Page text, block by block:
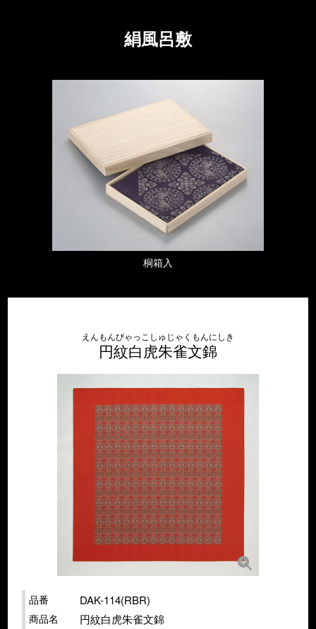
絹風呂敷
桐箱入
えんもんびゃっこしゅじゃくもんにしき
円紋白虎朱雀文錦
品番
DAK-114(RBR)
商品名
円紋白虎朱雀文錦